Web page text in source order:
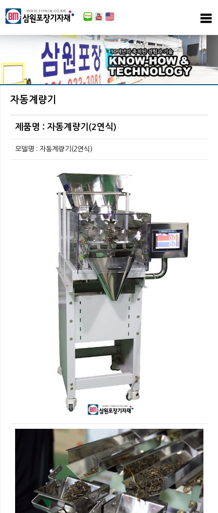
자동계량기
제품명 : 자동계량기(2연식)
모델명 : 자동계량기(2연식)